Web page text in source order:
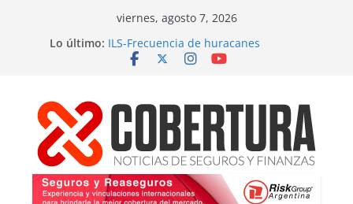
viernes, agosto 7, 2026
Lo último: ILS-Frecuencia de huracanes
Seguro marítimo-Presiones cruzadas
Fitch-Impulso a la innovación